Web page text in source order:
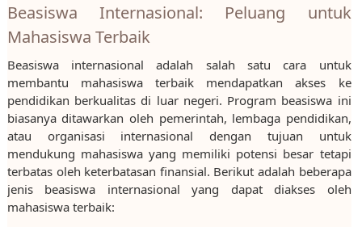
Beasiswa Internasional: Peluang untuk
Mahasiswa Terbaik
Beasiswa internasional adalah salah satu cara untuk
membantu mahasiswa terbaik mendapatkan akses ke
pendidikan berkualitas di luar negeri. Program beasiswa ini
biasanya ditawarkan oleh pemerintah, lembaga pendidikan,
atau organisasi internasional dengan tujuan untuk
mendukung mahasiswa yang memiliki potensi besar tetapi
terbatas oleh keterbatasan finansial. Berikut adalah beberapa
jenis beasiswa internasional yang dapat diakses oleh
mahasiswa terbaik: